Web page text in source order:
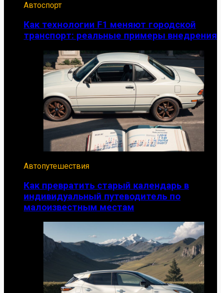
Автоспорт
Как технологии F1 меняют городской
транспорт: реальные примеры внедрения
Автопутешествия
Как превратить старый календарь в
индивидуальный путеводитель по
малоизвестным местам